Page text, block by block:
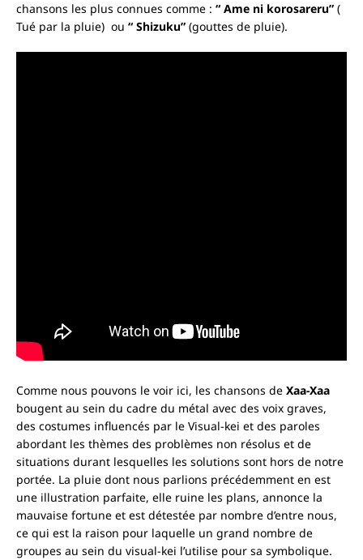
chansons les plus connues comme : “ Ame ni korosareru” (
Tué par la pluie) ou “ Shizuku” (gouttes de pluie).
Comme nous pouvons le voir ici, les chansons de Xaa-Xaa
bougent au sein du cadre du métal avec des voix graves,
des costumes influencés par le Visual-kei et des paroles
abordant les thèmes des problèmes non résolus et de
situations durant lesquelles les solutions sont hors de notre
portée. La pluie dont nous parlions précédemment en est
une illustration parfaite, elle ruine les plans, annonce la
mauvaise fortune et est détestée par nombre d’entre nous,
ce qui est la raison pour laquelle un grand nombre de
groupes au sein du visual-kei l’utilise pour sa symbolique.